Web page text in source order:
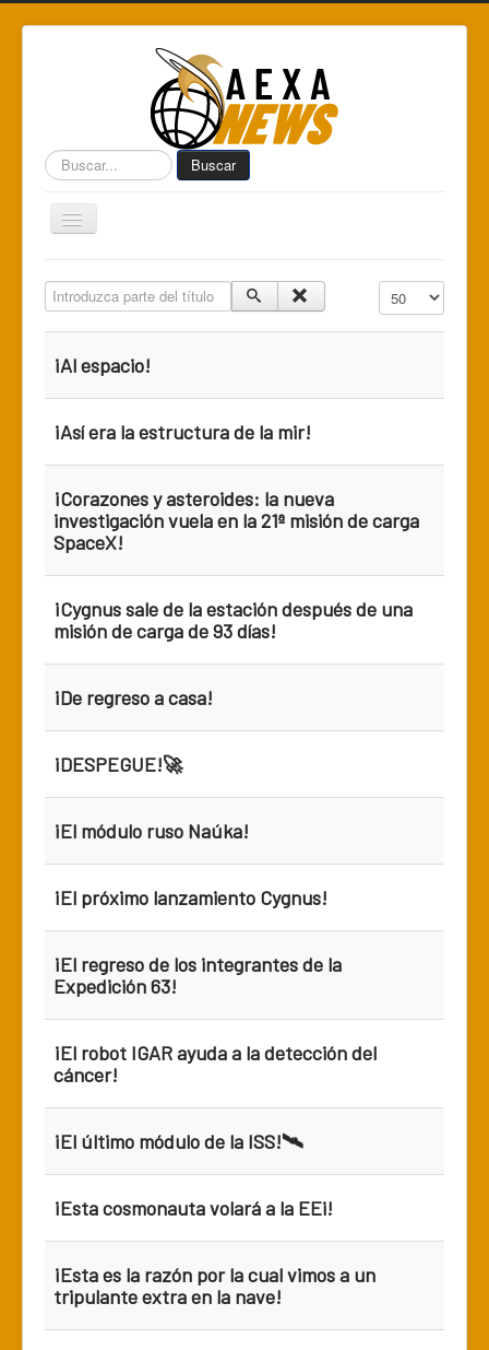
Buscar... Buscar
Toggle
Navigation
Centro de Informática AEXA
AEXA USA
Introduzca parte del título Cantidad a
¡Al espacio!
¡Así era la estructura de la mir!
¡Corazones y asteroides: la nueva
investigación vuela en la 21ª misión de carga
SpaceX!
¡Cygnus sale de la estación después de una
misión de carga de 93 días!
¡De regreso a casa!
¡DESPEGUE!🚀
¡El módulo ruso Naúka!
¡El próximo lanzamiento Cygnus!
¡El regreso de los integrantes de la
Expedición 63!
¡El robot IGAR ayuda a la detección del
cáncer!
¡El último módulo de la ISS!🛰️
¡Esta cosmonauta volará a la EEi!
¡Esta es la razón por la cual vimos a un
tripulante extra en la nave!